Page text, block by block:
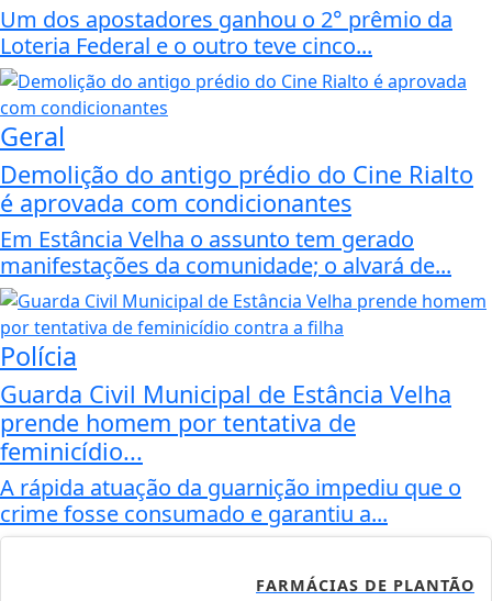
Um dos apostadores ganhou o 2° prêmio da
Loteria Federal e o outro teve cinco...
Geral
Demolição do antigo prédio do Cine Rialto
é aprovada com condicionantes
Em Estância Velha o assunto tem gerado
manifestações da comunidade; o alvará de...
Polícia
Guarda Civil Municipal de Estância Velha
prende homem por tentativa de
feminicídio...
A rápida atuação da guarnição impediu que o
crime fosse consumado e garantiu a...
FARMÁCIAS DE PLANTÃO